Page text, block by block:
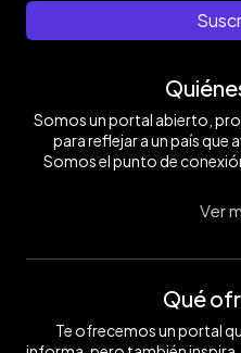
Somos un portal abierto,
para reflejar a un país que
Somos el punto de
Ver
Qué
Te ofrecemos un portal